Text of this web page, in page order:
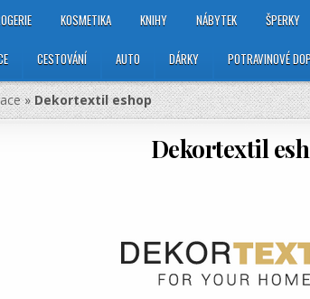
KOSMETIKA KNIHY NÁBYTEK ŠPERKY
CESTOVÁNÍ AUTO DÁRKY POTRAVINOVÉ
»Dekortextil eshop
Dekortextil